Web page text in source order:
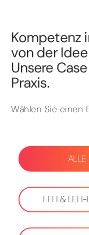
Kompetenz
von der
Unsere
Praxis.
Wählen Sie einen
ALLE
LEH & LEH-